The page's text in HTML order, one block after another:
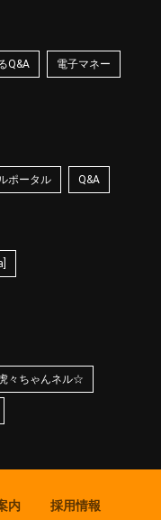
Q&A 電子マネー
ポータル Q&A
々ちゃんネル☆
内 採用情報